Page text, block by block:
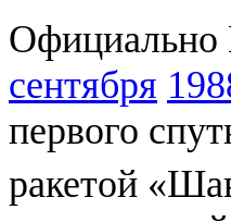
Официально
сентября
первого
ракетой